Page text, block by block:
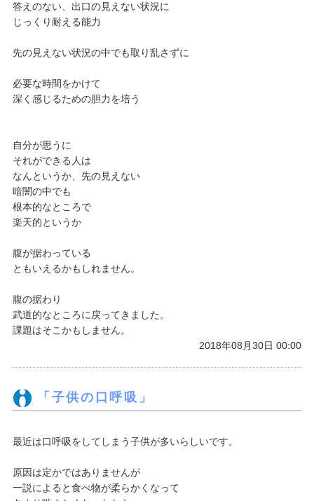
答えのない、出口の見えない状況に
じっくり耐える能力
先の見えない状況の中でも取り乱さずに
必要な時間をかけて
深く感じるための胆力を培う
自分が思うに
それができる人は
なんというか、先の見えない
暗闇の中でも
根本的なところで
楽天的というか
腹が据わっている
ともいえるかもしれません。
腹の据わり
武道的なところに戻ってきました。
課題はそこかもしません。
2018年08月30日 00:00
「子供の口呼吸」
最近は口呼吸をしてしまう子供が多いらしいです。
原因は定かではありませんが
一説によると食べ物が柔らかくなって